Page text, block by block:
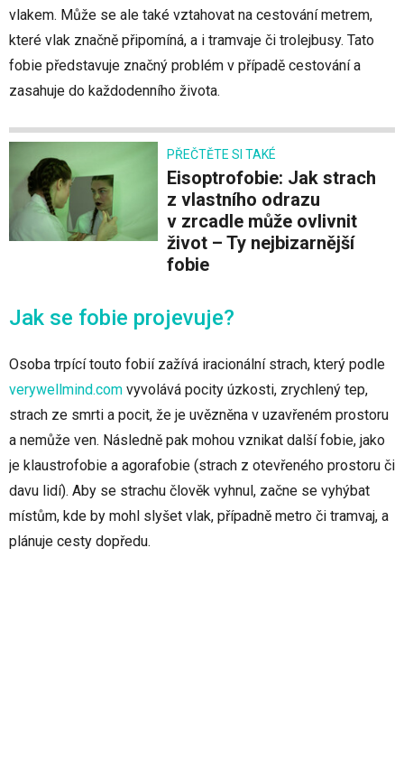
vlakem. Může se ale také vztahovat na cestování metrem,
které vlak značně připomíná, a i tramvaje či trolejbusy. Tato
fobie představuje značný problém v případě cestování a
zasahuje do každodenního života.
PŘEČTĚTE SI TAKÉ
Eisoptrofobie: Jak strach
z vlastního odrazu
v zrcadle může ovlivnit
život – Ty nejbizarnější
fobie
Jak se fobie projevuje?
Osoba trpící touto fobií zažívá iracionální strach, který podle
verywellmind.com vyvolává pocity úzkosti, zrychlený tep,
strach ze smrti a pocit, že je uvězněna v uzavřeném prostoru
a nemůže ven. Následně pak mohou vznikat další fobie, jako
je klaustrofobie a agorafobie (strach z otevřeného prostoru či
davu lidí). Aby se strachu člověk vyhnul, začne se vyhýbat
místům, kde by mohl slyšet vlak, případně metro či tramvaj, a
plánuje cesty dopředu.